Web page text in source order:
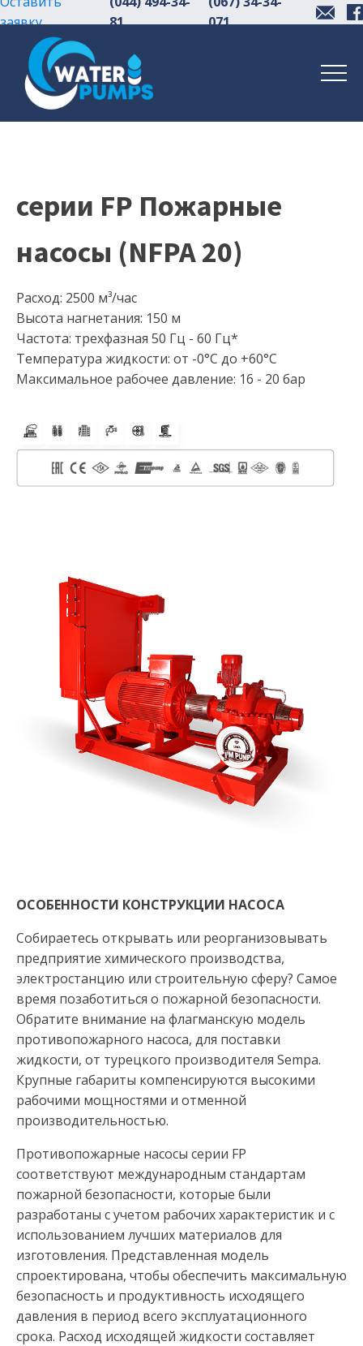
заявку
81
071
серии FP Пожарные
насосы (NFPA 20)
Расход: 2500 м³/час
Высота нагнетания: 150 м
Частота: трехфазная 50 Гц - 60 Гц*
Температура жидкости: от -0°С до +60°С
Максимальное рабочее давление: 16 - 20 бар
ОСОБЕННОСТИ КОНСТРУКЦИИ НАСОСА
Собираетесь открывать или реорганизовывать
предприятие химического производства,
электростанцию или строительную сферу? Самое
время позаботиться о пожарной безопасности.
Обратите внимание на флагманскую модель
противопожарного насоса, для поставки
жидкости, от турецкого производителя Sempa.
Крупные габариты компенсируются высокими
рабочими мощностями и отменной
производительностью.
Противопожарные насосы серии FP
соответствуют международным стандартам
пожарной безопасности, которые были
разработаны с учетом рабочих характеристик и с
использованием лучших материалов для
изготовления. Представленная модель
спроектирована, чтобы обеспечить максимальную
безопасность и продуктивность исходящего
давления в период всего эксплуатационного
срока. Расход исходящей жидкости составляет